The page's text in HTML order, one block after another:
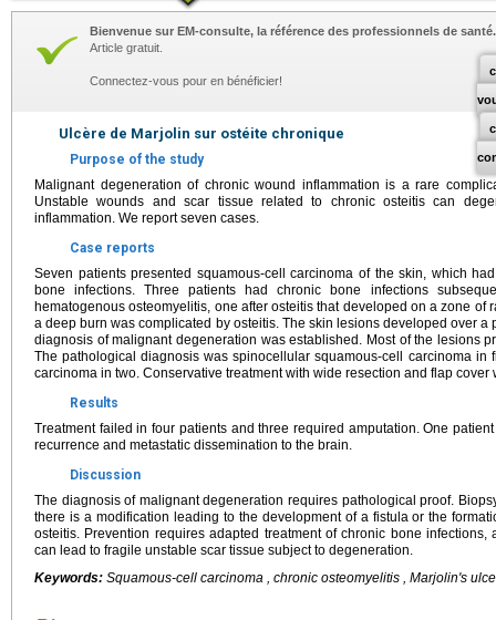
Bienvenue sur EM-consulte, la référence des professionnels de santé.
Article gratuit.
Connectez-vous pour en bénéficier!
Ulcère de Marjolin sur ostéite chronique
Purpose of the study
Malignant degeneration of chronic wound inflammation is a rare
Unstable wounds and scar tissue related to chronic osteitis can
inflammation. We report seven cases.
Case reports
Seven patients presented squamous-cell carcinoma of the skin, which
bone infections. Three patients had chronic bone infections
hematogenous osteomyelitis, one after osteitis that developed on a zone of
a deep burn was complicated by osteitis. The skin lesions developed over
diagnosis of malignant degeneration was established. Most of the lesions
The pathological diagnosis was spinocellular squamous-cell carcinoma in
carcinoma in two. Conservative treatment with wide resection and flap
Results
Treatment failed in four patients and three required amputation. One
recurrence and metastatic dissemination to the brain.
Discussion
The diagnosis of malignant degeneration requires pathological proof.
there is a modification leading to the development of a fistula or the
osteitis. Prevention requires adapted treatment of chronic bone
can lead to fragile unstable scar tissue subject to degeneration.
Keywords: Squamous-cell carcinoma , chronic osteomyelitis , Marjolin's